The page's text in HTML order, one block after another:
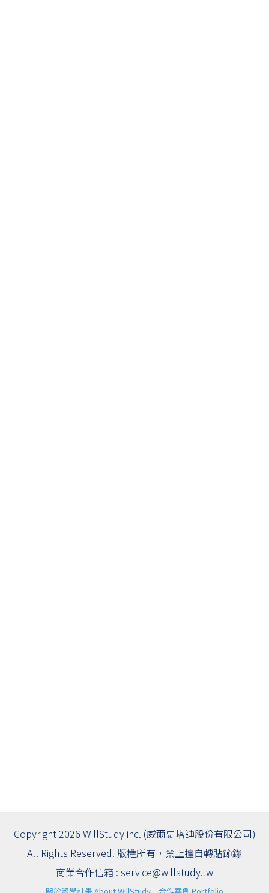
Copyright 2026 WillStudy inc. (威爾史塔迪股份有限公司)
All Rights Reserved. 版權所有，禁止擅自轉貼節錄
商業合作信箱 : service@willstudy.tw